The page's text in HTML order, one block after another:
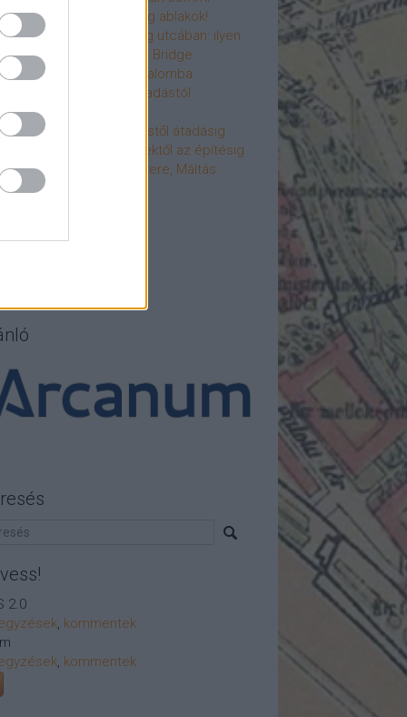
újjászülettek az ólomüveg ablakok!
terek a Mérleg utcában: ilyen
a Mamaison Hotel Chain Bridge
költözött a Hengermalomba
története: az átadástól
története: építéstől átadásig
története: ötletektől az építésig
elfeledett mestere, Máltás
2.0
, kommentek
, kommentek